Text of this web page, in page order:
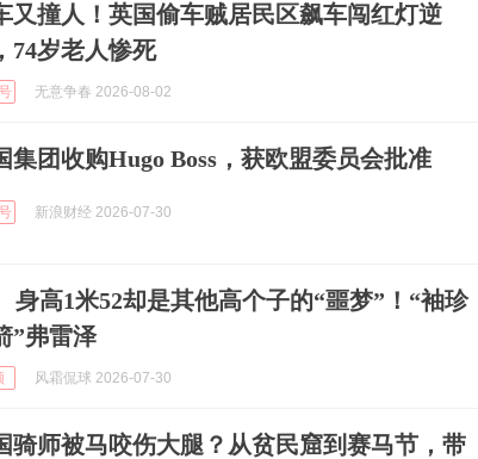
又撞人！英国偷车贼居民区飙车闯红灯逆
74岁老人惨死
无意争春 2026-08-02
集团收购Hugo Boss，获欧盟委员会批准
新浪财经 2026-07-30
身高1米52却是其他高个子的“噩梦”！“袖珍
”弗雷泽
风霜侃球 2026-07-30
骑师被马咬伤大腿？从贫民窟到赛马节，带